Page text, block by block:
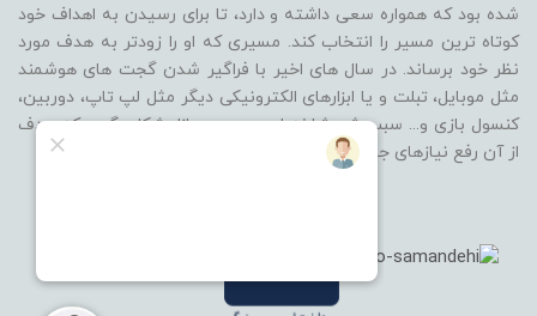
شده بود که همواره سعی داشته و دارد، تا برای رسیدن به اهداف خود
کوتاه ترین مسیر را انتخاب کند. مسیری که او را زودتر به هدف مورد
نظر خود برساند. در سال های اخیر با فراگیر شدن گجت های هوشمند
مثل موبایل، تبلت و یا ابزارهای الکترونیکی دیگر مثل لپ تاپ، دوربین،
کنسول بازی و... سبب شد شاخه ای جدید در بازار شکل بگیرد که هدف
از آن رفع نیازهای جانبی از گروه محصولات باشد.